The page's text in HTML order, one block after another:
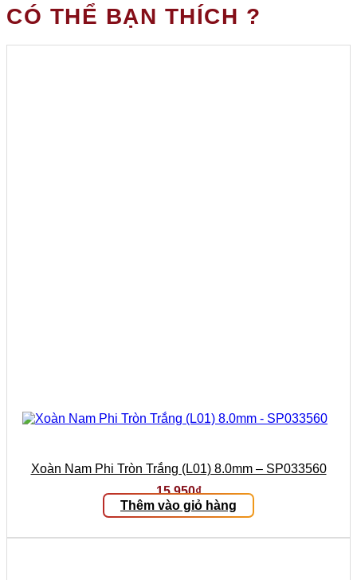
CÓ THỂ BẠN THÍCH ?
Xoàn Nam Phi Tròn Trắng (L01) 8.0mm – SP033560
15.950₫
Thêm vào giỏ hàng